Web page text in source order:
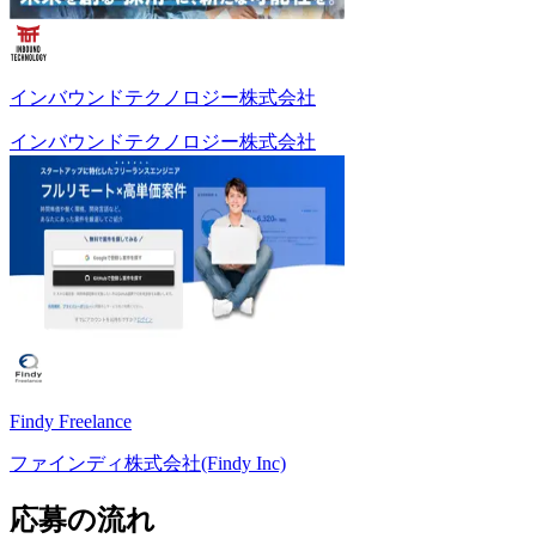
インバウンドテクノロジー株式会社
インバウンドテクノロジー株式会社
Findy Freelance
ファインディ株式会社(Findy Inc)
応募の流れ